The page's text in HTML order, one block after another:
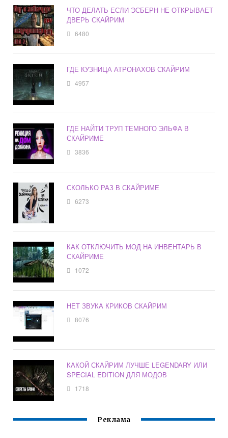
ЧТО ДЕЛАТЬ ЕСЛИ ЭСБЕРН НЕ ОТКРЫВАЕТ
ДВЕРЬ СКАЙРИМ
6480
ГДЕ КУЗНИЦА АТРОНАХОВ СКАЙРИМ
4957
ГДЕ НАЙТИ ТРУП ТЕМНОГО ЭЛЬФА В
СКАЙРИМЕ
3836
СКОЛЬКО РАЗ В СКАЙРИМЕ
6273
КАК ОТКЛЮЧИТЬ МОД НА ИНВЕНТАРЬ В
СКАЙРИМЕ
1072
НЕТ ЗВУКА КРИКОВ СКАЙРИМ
8076
КАКОЙ СКАЙРИМ ЛУЧШЕ LEGENDARY ИЛИ
SPECIAL EDITION ДЛЯ МОДОВ
1718
Реклама